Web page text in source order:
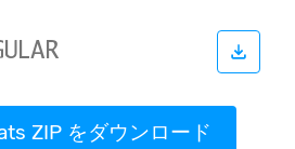
ZIP をダウンロード